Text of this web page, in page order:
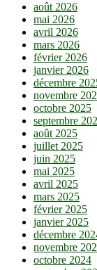
août 2026
mai 2026
avril 2026
mars 2026
février 2026
janvier 2026
décembre
novembre
octobre 2025
septembre
août 2025
juillet 2025
juin 2025
mai 2025
avril 2025
mars 2025
février 2025
janvier 2025
décembre
novembre
octobre 2024